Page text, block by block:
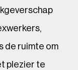
de ruimte om
plezier te